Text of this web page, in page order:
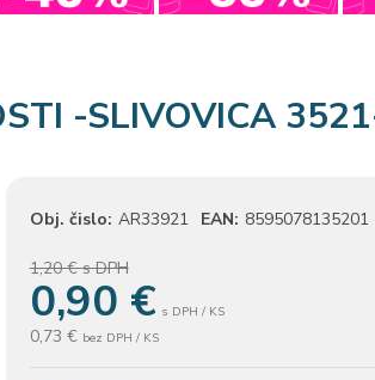
-SLIVOVICA
Obj. čislo: AR33921 EAN: 8595078135201
1,20 €s DPH
0,90 € s DPH / KS
0,73 € bez DPH / KS